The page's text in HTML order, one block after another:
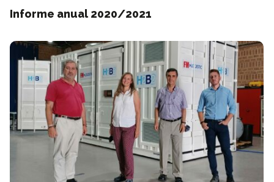
Informe anual 2020/2021